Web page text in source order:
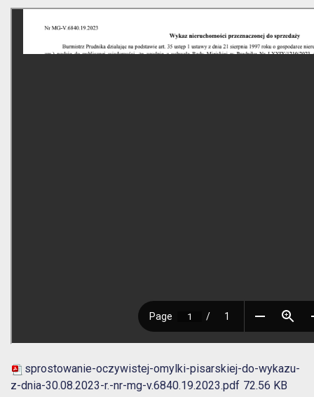
sprostowanie-oczywistej-omylki-pisarskiej-do-wykazu-
z-dnia-30.08.2023-r.-nr-mg-v.6840.19.2023.pdf 72.56 KB